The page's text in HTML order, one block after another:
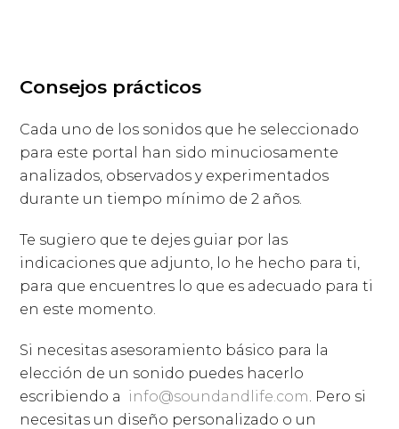
Consejos prácticos
Cada uno de los sonidos que he seleccionado
para este portal han sido minuciosamente
analizados, observados y experimentados
durante un tiempo mínimo de 2 años.
Te sugiero que te dejes guiar por las
indicaciones que adjunto, lo he hecho para ti,
para que encuentres lo que es adecuado para ti
en este momento.
Si necesitas asesoramiento básico para la
elección de un sonido puedes hacerlo
escribiendo a info@soundandlife.com . Pero si
necesitas un diseño personalizado o un